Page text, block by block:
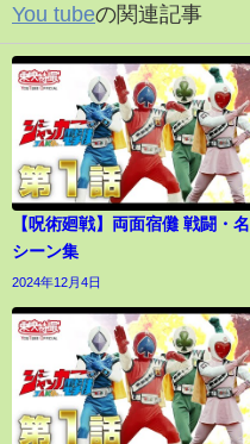
You tubeの関連記事
【呪術廻戦】両面宿儺 戦闘・名
シーン集
2024年12月4日